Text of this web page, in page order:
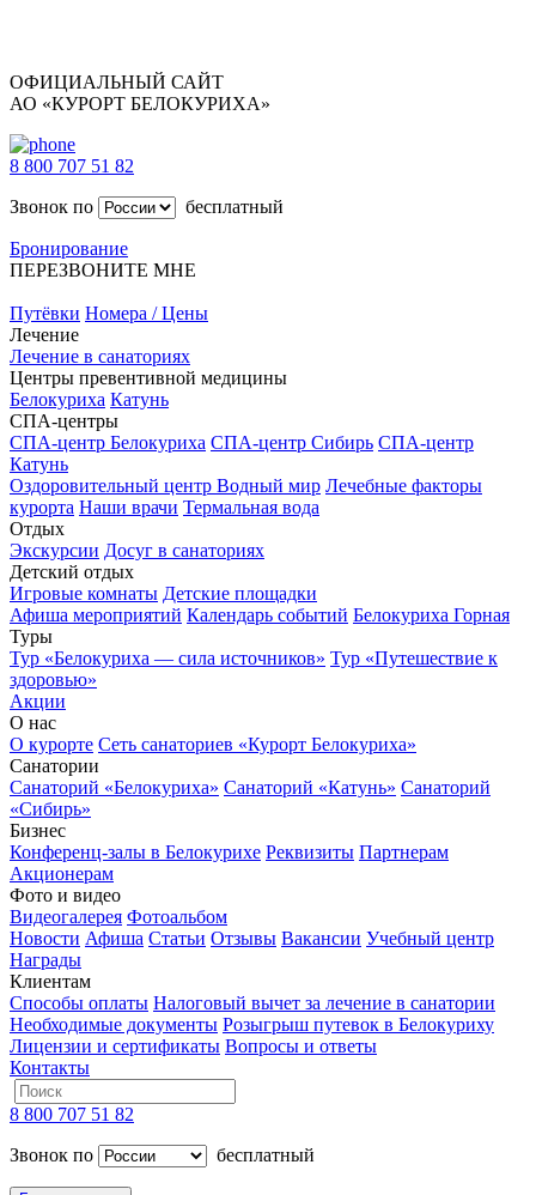
ОФИЦИАЛЬНЫЙ САЙТ
АО «КУРОРТ БЕЛОКУРИХА»
8 800 707 51 82
Звонок по
бесплатный
Бронирование
ПЕРЕЗВОНИТЕ МНЕ
Путёвки Номера / Цены
Лечение
Лечение в санаториях
Центры превентивной медицины
Белокуриха Катунь
СПА-центры
СПА-центр Белокуриха СПА-центр Сибирь СПА-центр
Катунь
Оздоровительный центр Водный мир Лечебные факторы
курорта Наши врачи Термальная вода
Отдых
Экскурсии Досуг в санаториях
Детский отдых
Игровые комнаты Детские площадки
Афиша мероприятий Календарь событий Белокуриха Горная
Туры
Тур «Белокуриха — сила источников» Тур «Путешествие к
здоровью»
Акции
О нас
О курорте Сеть санаториев «Курорт Белокуриха»
Санатории
Санаторий «Белокуриха» Санаторий «Катунь» Санаторий
«Сибирь»
Бизнес
Конференц-залы в Белокурихе Реквизиты Партнерам
Акционерам
Фото и видео
Видеогалерея Фотоальбом
Новости Афиша Статьи Отзывы Вакансии Учебный центр
Награды
Клиентам
Способы оплаты Налоговый вычет за лечение в санатории
Необходимые документы Розыгрыш путевок в Белокуриху
Лицензии и сертификаты Вопросы и ответы
Контакты
8 800 707 51 82
Звонок по
бесплатный